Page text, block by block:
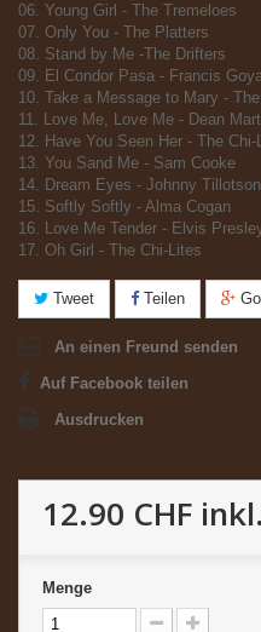
06. Young Girl - The Tremeloes
07. Only You - The Platters
08. Stand by Me -The Drifters
09. El Condor Pasa - Francis Goya
10. Take a Message to Mary -
11. Love Me, Love Me - Dean
12. Have You Seen Her - The Chi-
13. You Sand Me - Sam Cooke
14. Dream Eyes - Johnny Tillotson
15. Softly Softly - Alma Cogan
16. Love Me Tender - Elvis
17. Oh Girl - The Chi-Lites
Tweet Teilen
An einen Freund senden
Auf Facebook teilen
Ausdrucken
12.90 CHF
Menge